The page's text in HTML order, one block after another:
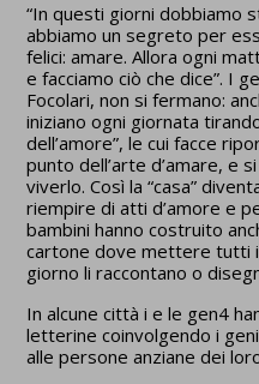
“In questi giorni dobbiamo
abbiamo un segreto per
felici: amare. Allora ogni
e facciamo ciò che dice”. I
Focolari, non si fermano:
iniziano ogni giornata
dell’amore”, le cui facce
punto dell’arte d’amare, e
viverlo. Così la “casa”
riempire di atti d’amore e
bambini hanno costruito
cartone dove mettere tutti
giorno li raccontano o
In alcune città i e le gen4
letterine coinvolgendo i
alle persone anziane dei